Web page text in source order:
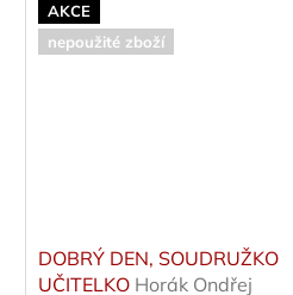
AKCE
nepoužité zboží
DOBRÝ DEN, SOUDRUŽKO
UČITELKO Horák Ondřej